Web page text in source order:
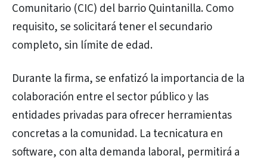
Comunitario (CIC) del barrio Quintanilla. Como
requisito, se solicitará tener el secundario
completo, sin límite de edad.
Durante la firma, se enfatizó la importancia de la
colaboración entre el sector público y las
entidades privadas para ofrecer herramientas
concretas a la comunidad. La tecnicatura en
software, con alta demanda laboral, permitirá a